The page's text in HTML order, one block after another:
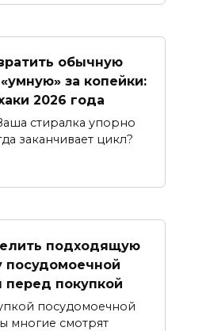
обычную
за копейки:
2026 года
стиралка упорно
заканчивает цикл?
подходящую
посудомоечной
покупкой
посудомоечной
многие смотрят